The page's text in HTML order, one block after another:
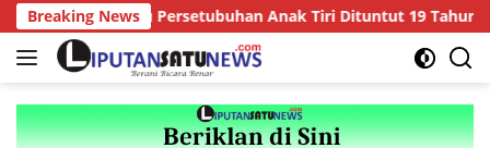
Langsung
ke
konten
Breaking News
Pelaku Persetubuhan Anak Tiri Dituntut 19 Tahun Penjara,